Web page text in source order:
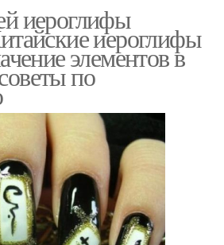
иероглифы
иероглифы
элементов в
по